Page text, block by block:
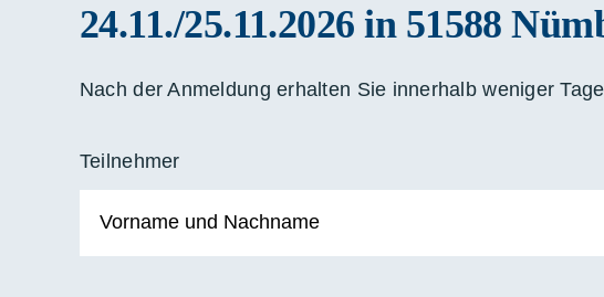
24.11./25.11.2026 in 51588
Nach der Anmeldung erhalten Sie innerhalb weniger
Teilnehmer